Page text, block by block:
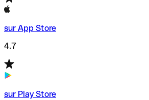
sur App Store
4.7
sur Play Store